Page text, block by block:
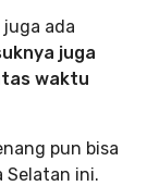
ada
juga
waktu
pun bisa
Selatan ini.